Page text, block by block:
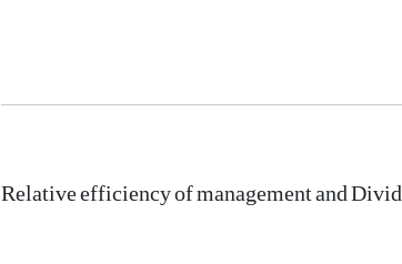
Relative efficiency of management and